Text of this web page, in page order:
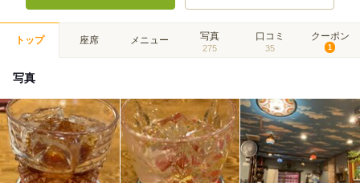
トップ 座席 メニュー 写真
275
口コミ
35
クーポン
1
写真